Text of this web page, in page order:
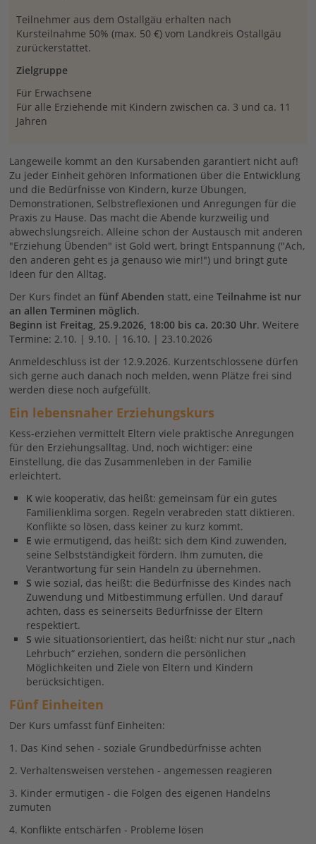
Teilnehmer aus dem Ostallgäu erhalten nach
Kursteilnahme 50% (max. 50 €) vom Landkreis Ostallgäu
zurückerstattet.
Zielgruppe
Für Erwachsene
Für alle Erziehende mit Kindern zwischen ca. 3 und ca. 11
Jahren
Langeweile kommt an den Kursabenden garantiert nicht auf!
Zu jeder Einheit gehören Informationen über die Entwicklung
und die Bedürfnisse von Kindern, kurze Übungen,
Demonstrationen, Selbstreflexionen und Anregungen für die
Praxis zu Hause. Das macht die Abende kurzweilig und
abwechslungsreich. Alleine schon der Austausch mit anderen
"Erziehung Übenden" ist Gold wert, bringt Entspannung ("Ach,
den anderen geht es ja genauso wie mir!") und bringt gute
Ideen für den Alltag.
Der Kurs findet anfünf Abenden statt, eineTeilnahme ist nur
an allen Terminen möglich.
Beginn ist Freitag, 25.9.2026, 18:00 bis ca. 20:30 Uhr. Weitere
Termine: 2.10. | 9.10. | 16.10. | 23.10.2026
Anmeldeschluss ist der 12.9.2026. Kurzentschlossene dürfen
sich gerne auch danach noch melden, wenn Plätze frei sind
werden diese noch aufgefüllt.
Ein lebensnaher Erziehungskurs
Kess-erziehen vermittelt Eltern viele praktische Anregungen
für den Erziehungsalltag. Und, noch wichtiger: eine
Einstellung, die das Zusammenleben in der Familie
erleichtert.
K wie kooperativ, das heißt: gemeinsam für ein gutes
Familienklima sorgen. Regeln verabreden statt diktieren.
Konflikte so lösen, dass keiner zu kurz kommt.
E wie ermutigend, das heißt: sich dem Kind zuwenden,
seine Selbstständigkeit fördern. Ihm zumuten, die
Verantwortung für sein Handeln zu übernehmen.
S wie sozial, das heißt: die Bedürfnisse des Kindes nach
Zuwendung und Mitbestimmung erfüllen. Und darauf
achten, dass es seinerseits Bedürfnisse der Eltern
respektiert.
S wie situationsorientiert, das heißt: nicht nur stur „nach
Lehrbuch“ erziehen, sondern die persönlichen
Möglichkeiten und Ziele von Eltern und Kindern
berücksichtigen.
Fünf Einheiten
Der Kurs umfasst fünf Einheiten:
1. Das Kind sehen - soziale Grundbedürfnisse achten
2. Verhaltensweisen verstehen - angemessen reagieren
3. Kinder ermutigen - die Folgen des eigenen Handelns
zumuten
4. Konflikte entschärfen - Probleme lösen